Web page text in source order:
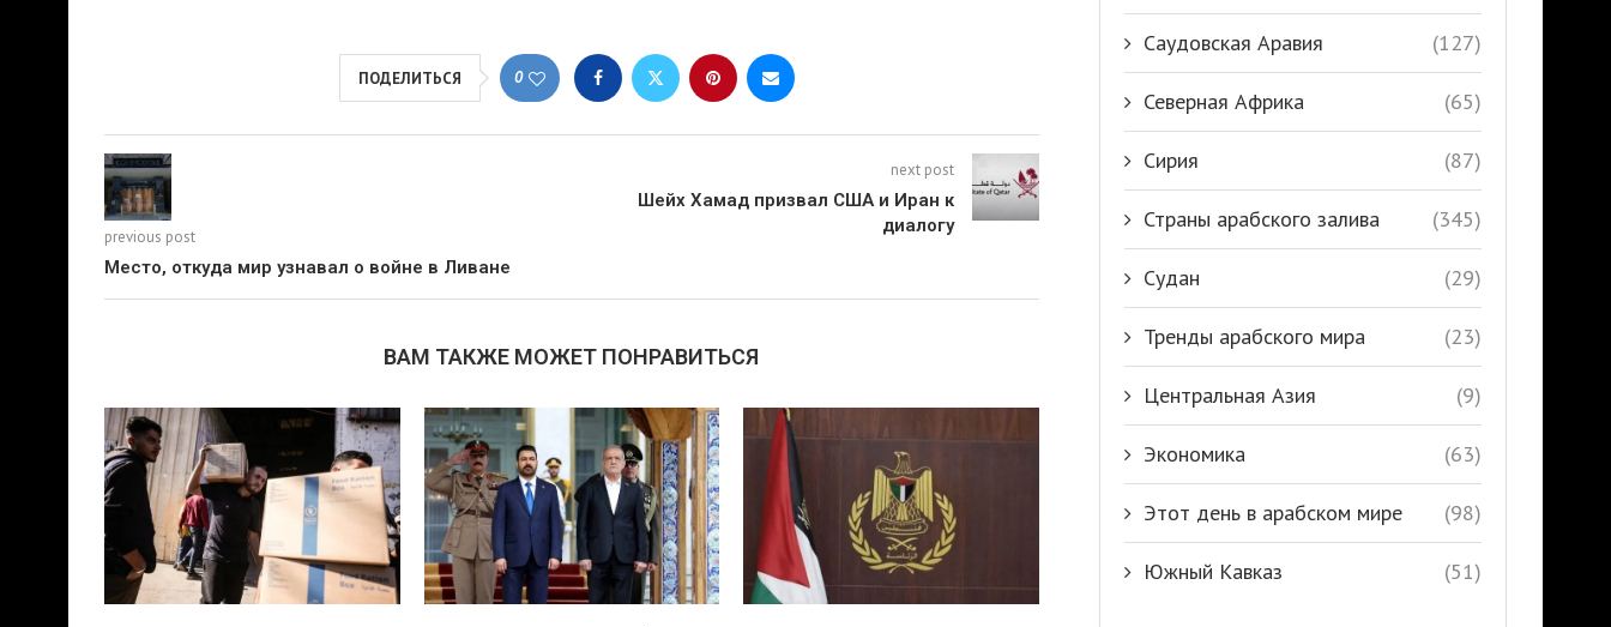
ПОДЕЛИТЬСЯ 0
previous post
Место, откуда мир узнавал о войне в Ливане
next post
Шейх Хамад призвал США и Иран к
диалогу
ВАМ ТАКЖЕ МОЖЕТ ПОНРАВИТЬСЯ
Саудовская Аравия (127)
Северная Африка (65)
Сирия (87)
Страны арабского залива (345)
Судан (29)
Тренды арабского мира (23)
Центральная Азия (9)
Экономика (63)
Этот день в арабском мире (98)
Южный Кавказ (51)